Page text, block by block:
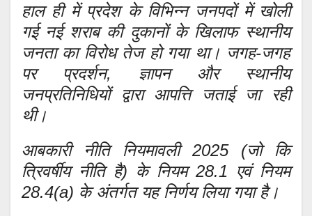
हाल ही में प्रदेश के विभिन्न जनपदों में खोली
गई नई शराब की दुकानों के खिलाफ स्थानीय
जनता का विरोध तेज हो गया था। जगह-जगह
पर प्रदर्शन, ज्ञापन और स्थानीय
जनप्रतिनिधियों द्वारा आपत्ति जताई जा रही
थी।
आबकारी नीति नियमावली 2025 (जो कि
त्रिवर्षीय नीति है) के नियम 28.1 एवं नियम
28.4(a) के अंतर्गत यह निर्णय लिया गया है।